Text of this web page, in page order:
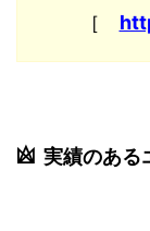
［
実績のある